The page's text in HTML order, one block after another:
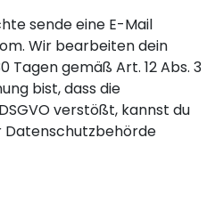
sende eine E-Mail
Wir bearbeiten dein
Tagen gemäß Art. 12 Abs. 3
bist, dass die
verstößt, kannst du
Datenschutzbehörde